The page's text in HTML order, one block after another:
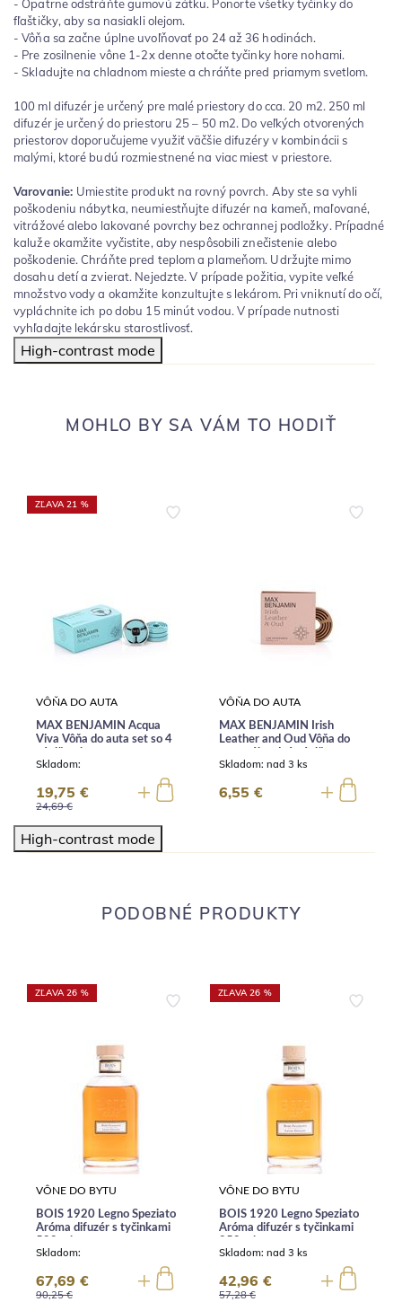
- Opatrne odstráňte gumovú zátku. Ponorte všetky tyčinky do
fľaštičky, aby sa nasiakli olejom.
- Vôňa sa začne úplne uvoľňovať po 24 až 36 hodinách.
- Pre zosilnenie vône 1-2x denne otočte tyčinky hore nohami.
- Skladujte na chladnom mieste a chráňte pred priamym svetlom.
100 ml difuzér je určený pre malé priestory do cca. 20 m2. 250 ml
difuzér je určený do priestoru 25 – 50 m2. Do veľkých otvorených
priestorov doporučujeme využiť väčšie difuzéry v kombinácii s
malými, ktoré budú rozmiestnené na viac miest v priestore.
Varovanie: Umiestite produkt na rovný povrch. Aby ste sa vyhli
poškodeniu nábytka, neumiestňujte difuzér na kameň, maľované,
vitrážové alebo lakované povrchy bez ochrannej podložky. Prípadné
kaluže okamžite vyčistite, aby nespôsobili znečistenie alebo
poškodenie. Chráňte pred teplom a plameňom. Udržujte mimo
dosahu detí a zvierat. Nejedzte. V prípade požitia, vypite veľké
množstvo vody a okamžite konzultujte s lekárom. Pri vniknutí do očí,
vypláchnite ich po dobu 15 minút vodou. V prípade nutnosti
vyhľadajte lekársku starostlivosť.
High-contrast mode
MOHLO BY SA VÁM TO HODIŤ
ZĽAVA 21 %
VÔŇA DO AUTA
MAX BENJAMIN Acqua
Viva Vôňa do auta set so 4
Skladom:
24,69 €
19,75 €
VÔŇA DO AUTA
MAX BENJAMIN Irish
Leather and Oud Vôňa do
Skladom: nad 3 ks
6,55 €
High-contrast mode
PODOBNÉ PRODUKTY
ZĽAVA 26 %
VÔNE DO BYTU
BOIS 1920 Legno Speziato
Aróma difuzér s tyčinkami
Skladom:
90,25 €
67,69 €
ZĽAVA 26 %
VÔNE DO BYTU
BOIS 1920 Legno Speziato
Aróma difuzér s tyčinkami
Skladom: nad 3 ks
57,28 €
42,96 €